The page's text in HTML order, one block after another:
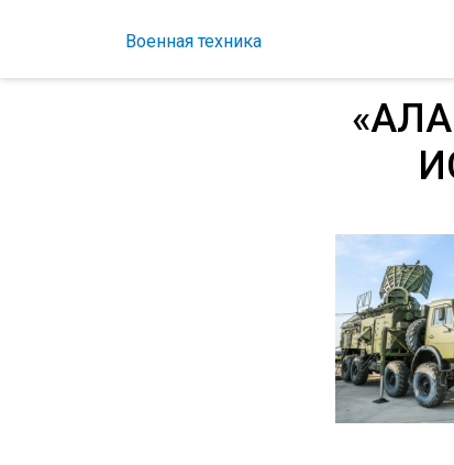
Военная техника